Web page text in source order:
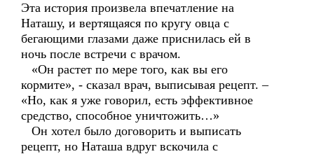
Эта история произвела впечатление на
Наташу, и вертящаяся по кругу овца с
бегающими глазами даже приснилась ей в
ночь после встречи с врачом.
«Он растет по мере того, как вы его
кормите», - сказал врач, выписывая рецепт. –
«Но, как я уже говорил, есть эффективное
средство, способное уничтожить…»
Он хотел было договорить и выписать
рецепт, но Наташа вдруг вскочила с